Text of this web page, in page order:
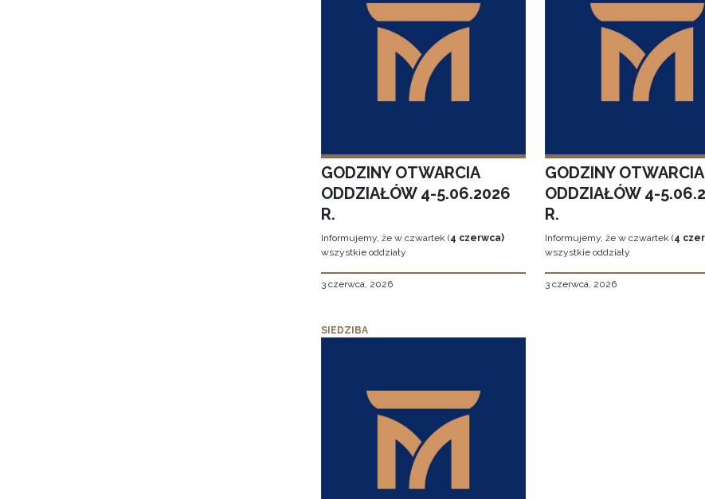
GODZINY OTWARCIA
ODDZIAŁÓW 4-5.06.2026
R.
Informujemy, że w czwartek (4 czerwca)
wszystkie oddziały
3 czerwca, 2026
GODZINY OTWARCIA
ODDZIAŁÓW 4-
R.
Informujemy, że w czwartek (4
wszystkie oddziały
3 czerwca, 2026
SIEDZIBA